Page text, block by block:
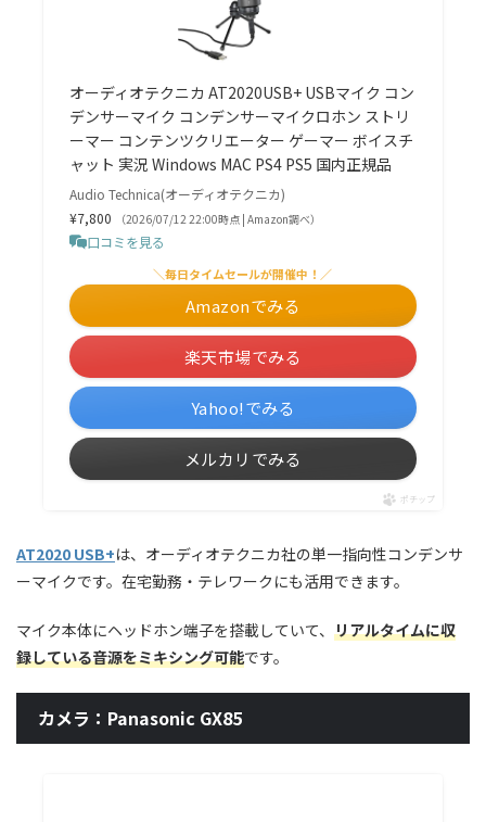
オーディオテクニカ AT2020USB+ USBマイク コン
デンサーマイク コンデンサーマイクロホン ストリ
ーマー コンテンツクリエーター ゲーマー ボイスチ
ャット 実況 Windows MAC PS4 PS5 国内正規品
Audio Technica(オーディオテクニカ)
¥7,800
（2026/07/12 22:00時点 | Amazon調べ）
口コミを見る
＼毎日タイムセールが開催中！／
Amazonでみる
楽天市場でみる
Yahoo!でみる
メルカリでみる
ポチップ
AT2020 USB+は、オーディオテクニカ社の単一指向性コンデンサ
ーマイクです。在宅勤務・テレワークにも活用できます。
マイク本体にヘッドホン端子を搭載していて、 リアルタイムに収
録している音源をミキシング可能です。
カメラ：Panasonic GX85